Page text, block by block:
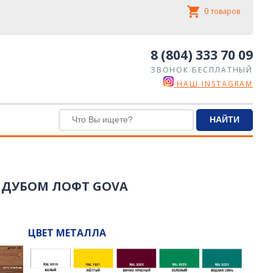
0 товаров
8 (804) 333 70 09
ЗВОНОК БЕСПЛАТНЫЙ
НАШ INSTAGRAM
ЛОФТ GOVA
ЦВЕТ МЕТАЛЛА